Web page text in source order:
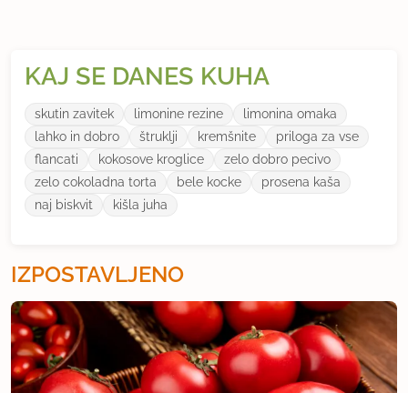
KAJ SE DANES KUHA
skutin zavitek limonine rezine
limonina omaka
lahko in dobro
štruklji kremšnite
priloga za vse
flancati
kokosove kroglice
zelo dobro pecivo
zelo cokoladna torta
bele kocke
prosena kaša
naj biskvit
kišla juha
IZPOSTAVLJENO